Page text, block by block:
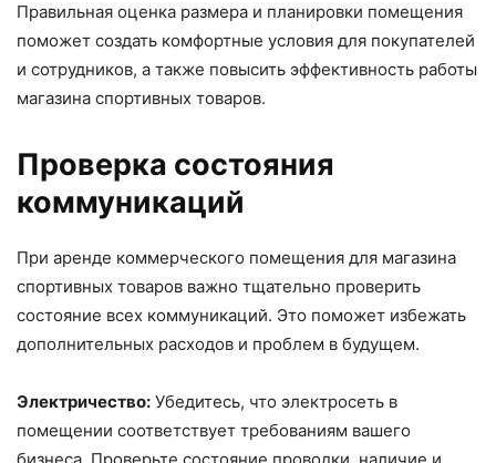
Правильная оценка размера и планировки помещения
поможет создать комфортные условия для покупателей
и сотрудников, а также повысить эффективность работы
магазина спортивных товаров.
Проверка состояния
коммуникаций
При аренде коммерческого помещения для магазина
спортивных товаров важно тщательно проверить
состояние всех коммуникаций. Это поможет избежать
дополнительных расходов и проблем в будущем.
Электричество: Убедитесь, что электросеть в
помещении соответствует требованиям вашего